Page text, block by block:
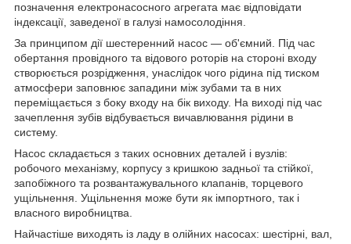
позначення електронасосного агрегата має відповідати
індексації, заведеної в галузі намосолодіння.
За принципом дії шестеренний насос — об'ємний. Під час
обертання провідного та відового роторів на стороні входу
створюється розрідження, унаслідок чого рідина під тиском
атмосфери заповнює западини між зубами та в них
переміщається з боку входу на бік виходу. На виході під час
зачеплення зубів відбувається вичавлювання рідини в
систему.
Насос складається з таких основних деталей і вузлів:
робочого механізму, корпусу з кришкою задньої та стійкої,
запобіжного та розвантажувального клапанів, торцевого
ущільнення. Ущільнення може бути як імпортного, так і
власного виробництва.
Найчастіше виходять із ладу в олійних насосах: шестірні, вал,